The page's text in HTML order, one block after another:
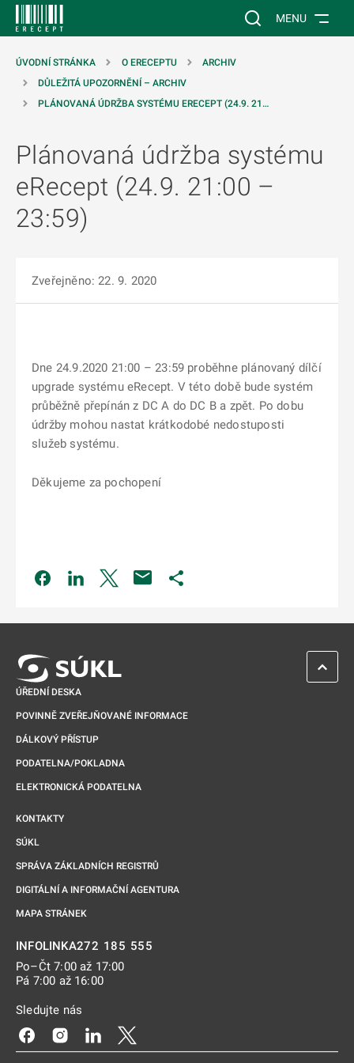
Vyhledávání na
MENU
ÚVODNÍ STRÁNKA O ERECEPTU
ARCHIV
DŮLEŽITÁ UPOZORNĚNÍ – ARCHIV
PLÁNOVANÁ ÚDRŽBA SYSTÉMU ERECEPT (24.9. 21…
Plánovaná údržba systému
eRecept (24.9. 21:00 –
23:59)
Zveřejněno: 22. 9. 2020
Dne 24.9.2020 21:00 – 23:59 proběhne plánovaný dílčí
upgrade systému eRecept. V této době bude systém
průběžně přepínán z DC A do DC B a zpět. Po dobu
údržby mohou nastat krátkodobé nedostuposti
služeb systému.
Děkujeme za pochopení
Odkaz se otevře na nové kartě
Odkaz se otevře na nové kartě
Odkaz se otevře na nové kartě
ÚŘEDNÍ DESKA
POVINNĚ ZVEŘEJŇOVANÉ INFORMACE
DÁLKOVÝ PŘÍSTUP
PODATELNA/POKLADNA
ELEKTRONICKÁ PODATELNA
KONTAKTY
SÚKL
SPRÁVA ZÁKLADNÍCH REGISTRŮ
DIGITÁLNÍ A INFORMAČNÍ AGENTURA
MAPA STRÁNEK
INFOLINKA272 185 555
Po–Čt 7:00 až 17:00
Pá 7:00 až 16:00
Sledujte nás
Odkaz se otevře na nové kartě
Odkaz se otevře na nové kartě
Odkaz se otevře na nové kartě
ZPĚT